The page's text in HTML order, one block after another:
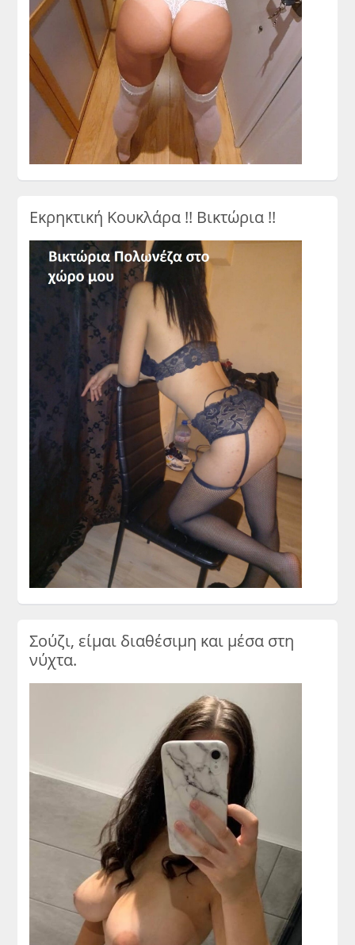
Εκρηκτική Κουκλάρα !! Βικτώρια !!
Σούζι, είμαι διαθέσιμη και μέσα στη
νύχτα.